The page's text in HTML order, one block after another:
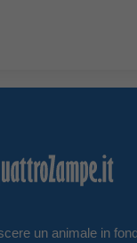
un animale in